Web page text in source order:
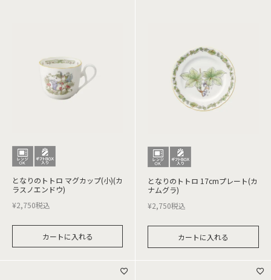
となりのトトロ マグカップ(小)(カ
ラスノエンドウ)
¥2,750税込
カートに入れる
となりのトトロ 17cmプレート(カ
ナムグラ)
¥2,750税込
カートに入れる